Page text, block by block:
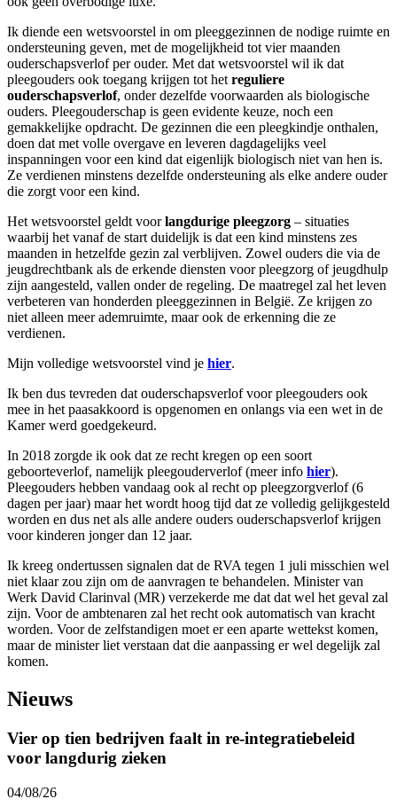
Ik diende een wetsvoorstel in om pleeggezinnen de nodige ruimte en
ondersteuning geven, met de mogelijkheid tot vier maanden
ouderschapsverlof per ouder. Met dat wetsvoorstel wil ik dat
pleegouders ook toegang krijgen tot het reguliere
ouderschapsverlof, onder dezelfde voorwaarden als biologische
ouders. Pleegouderschap is geen evidente keuze, noch een
gemakkelijke opdracht. De gezinnen die een pleegkindje onthalen,
doen dat met volle overgave en leveren dagdagelijks veel
inspanningen voor een kind dat eigenlijk biologisch niet van hen is.
Ze verdienen minstens dezelfde ondersteuning als elke andere ouder
die zorgt voor een kind.
Het wetsvoorstel geldt voorlangdurige pleegzorg – situaties
waarbij het vanaf de start duidelijk is dat een kind minstens zes
maanden in hetzelfde gezin zal verblijven. Zowel ouders die via de
jeugdrechtbank als de erkende diensten voor pleegzorg of jeugdhulp
zijn aangesteld, vallen onder de regeling. De maatregel zal het leven
verbeteren van honderden pleeggezinnen in België. Ze krijgen zo
niet alleen meer ademruimte, maar ook de erkenning die ze
verdienen.
Mijn volledige wetsvoorstel vind je hier.
Ik ben dus tevreden dat ouderschapsverlof voor pleegouders ook
mee in het paasakkoord is opgenomen en onlangs via een wet in de
Kamer werd goedgekeurd.
In 2018 zorgde ik ook dat ze recht kregen op een soort
geboorteverlof, namelijk pleegouderverlof (meer info hier).
Pleegouders hebben vandaag ook al recht op pleegzorgverlof (6
dagen per jaar) maar het wordt hoog tijd dat ze volledig gelijkgesteld
worden en dus net als alle andere ouders ouderschapsverlof krijgen
voor kinderen jonger dan 12 jaar.
Ik kreeg ondertussen signalen dat de RVA tegen 1 juli misschien wel
niet klaar zou zijn om de aanvragen te behandelen. Minister van
Werk David Clarinval (MR) verzekerde me dat dat wel het geval zal
zijn. Voor de ambtenaren zal het recht ook automatisch van kracht
worden. Voor de zelfstandigen moet er een aparte wettekst komen,
maar de minister liet verstaan dat die aanpassing er wel degelijk zal
komen.
Nieuws
Vier op tien bedrijven faalt in re-integratiebeleid
voor langdurig zieken
04/08/26